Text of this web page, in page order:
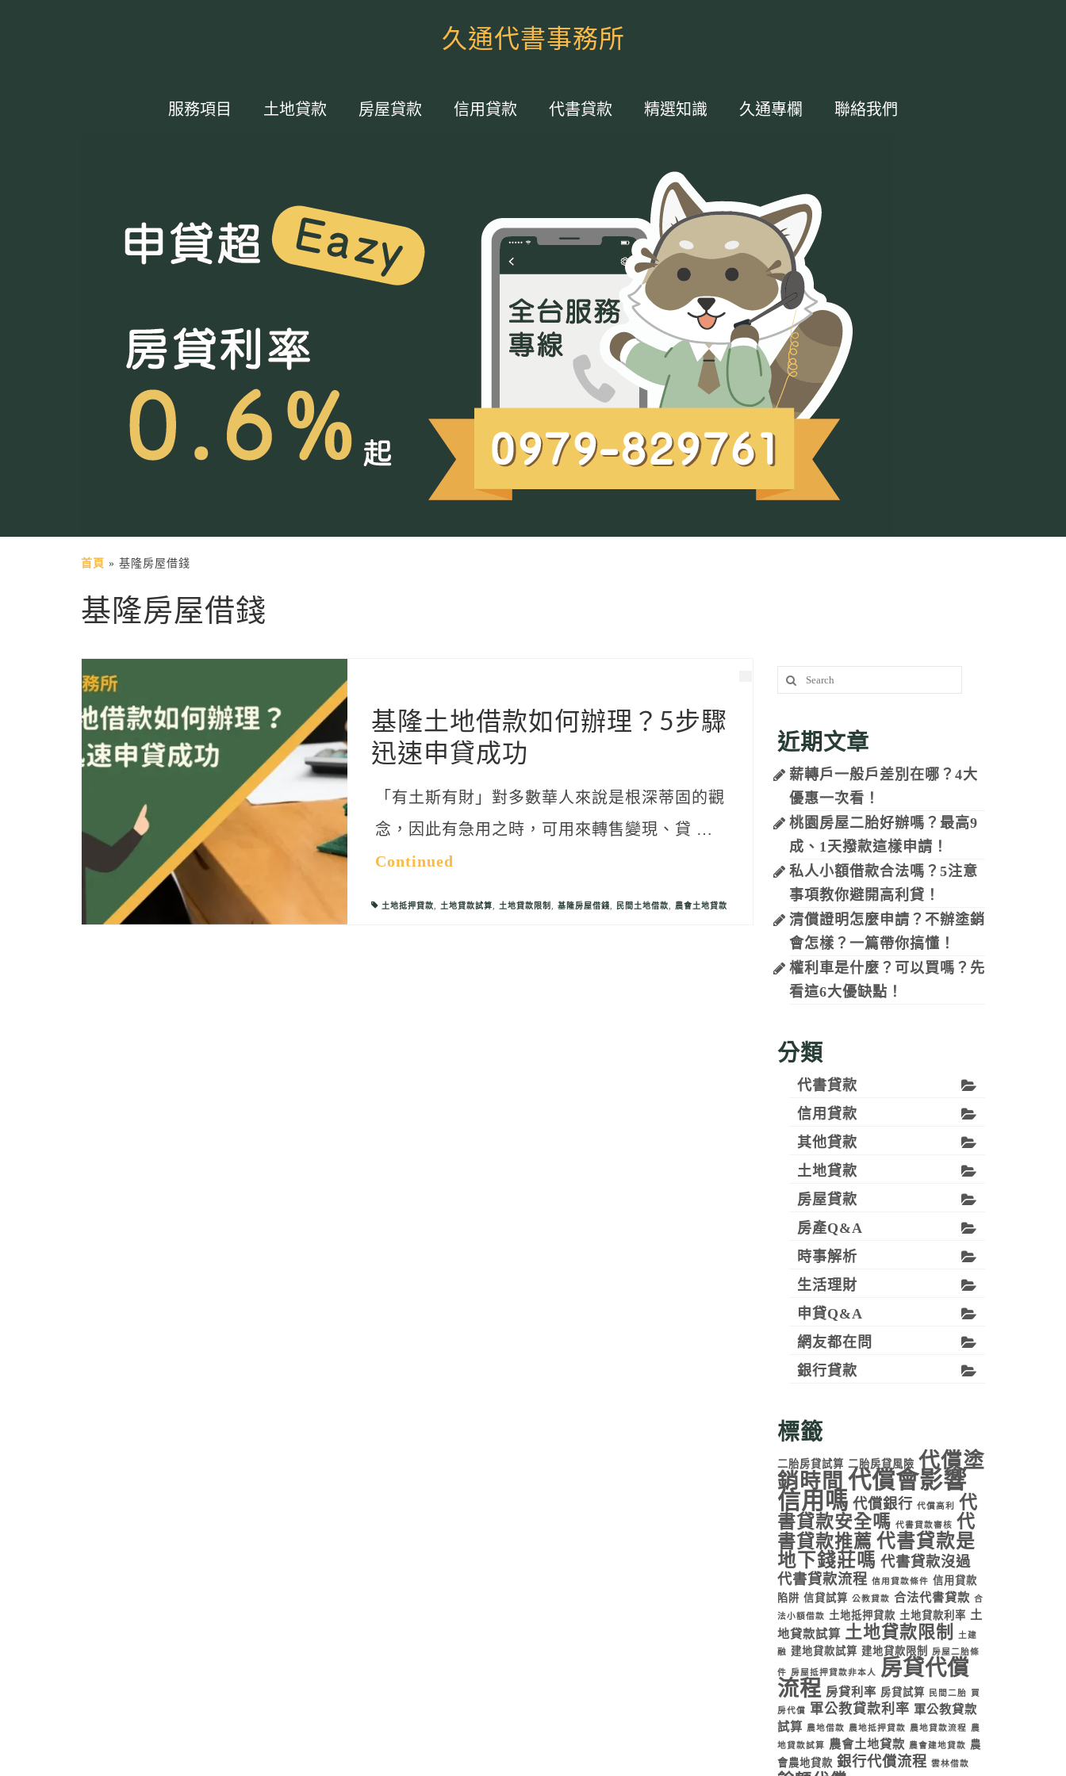
久通代書事務所
服務項目 土地貸款 房屋貸款 信用貸款 代書貸款 精選知識 久通專欄 聯絡我們
首頁 » 基隆房屋借錢
基隆房屋借錢
基隆土地借款如何辦理？5步驟
迅速申貸成功
「有土斯有財」對多數華人來說是根深蒂固的觀
念，因此有急用之時，可用來轉售變現、貸 …
Continued
土地抵押貸款, 土地貸款試算, 土地貸款限制 , 基隆房屋借錢, 民間土地借款, 農會土地貸款
Search
for:
近期文章
薪轉戶一般戶差別在哪？4大
優惠一次看！
桃園房屋二胎好辦嗎？最高9
成、1天撥款這樣申請！
私人小額借款合法嗎？5注意
事項教你避開高利貸！
清償證明怎麼申請？不辦塗銷
會怎樣？一篇帶你搞懂！
權利車是什麼？可以買嗎？先
看這6大優缺點！
分類
代書貸款
信用貸款
其他貸款
土地貸款
房屋貸款
房產Q&A
時事解析
生活理財
申貸Q&A
網友都在問
銀行貸款
標籤
二胎房貸試算 二胎房貸風險 代償塗
銷時間 代償會影響
信用嗎 代償銀行 代償高利
代
書貸款安全嗎 代書貸款審核 代
書貸款推薦 代書貸款是
地下錢莊嗎 代書貸款沒過
代書貸款流程 信用貸款條件 信用貸款
陷阱 信貸試算 公教貸款 合法代書貸款 合
法小額借款 土地抵押貸款 土地貸款利率 土
地貸款試算 土地貸款限制
土建
融
建地貸款試算 建地貸款限制 房屋二胎條
件 房屋抵押貸款非本人
房貸代償
流程 房貸利率 房貸試算 民間二胎
買
房代償
軍公教貸款利率 軍公教貸款
試算
農地借款 農地抵押貸款 農地貸款流程
農
地貸款試算
農會土地貸款 農會建地貸款
農
會農地貸款 銀行代償流程 雲林借款